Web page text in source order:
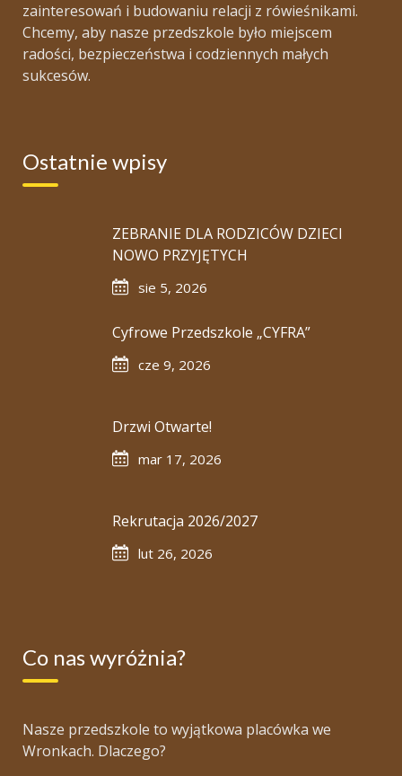
zainteresowań i budowaniu relacji z rówieśnikami.
Chcemy, aby nasze przedszkole było miejscem
radości, bezpieczeństwa i codziennych małych
sukcesów.
Ostatnie wpisy
ZEBRANIE DLA RODZICÓW DZIECI
NOWO PRZYJĘTYCH
sie 5, 2026
Cyfrowe Przedszkole „CYFRA”
cze 9, 2026
Drzwi Otwarte!
mar 17, 2026
Rekrutacja 2026/2027
lut 26, 2026
Co nas wyróżnia?
Nasze przedszkole to wyjątkowa placówka we
Wronkach. Dlaczego?